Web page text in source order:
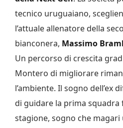
tecnico uruguaiano,
l’attuale allenatore della
bianconera, Massimo
Un percorso di crescita
Montero di migliorare
l’ambiente. Il sogno dell’ex
di guidare la prima squadra
stagione, sogno che